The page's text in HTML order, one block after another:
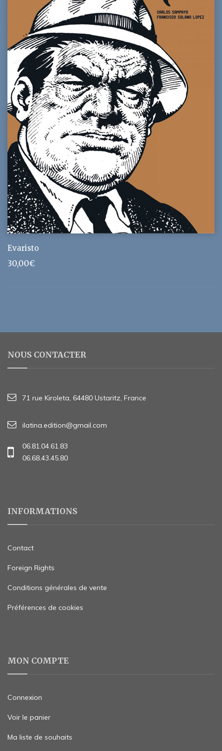
Evaristo
30,00€
NOUS CONTACTER
71 rue Kiroleta, 64480 Ustaritz, France
ilatina.edition@gmail.com
06.81.04.61.83
06.68.43.45.80
INFORMATIONS
Contact
Foreign Rights
Conditions générales de vente
Préférences de cookies
MON COMPTE
Connexion
Voir le panier
Ma liste de souhaits